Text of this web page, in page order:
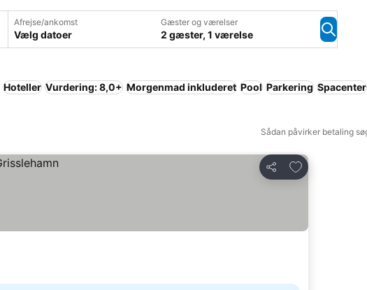
Afrejse/ankomst
Vælg datoer
Gæster og værelser
2 gæster, 1 værelse
Hoteller Vurdering: 8,0+ Morgenmad inkluderet Pool Parkering Spacenter
Sådan påvirker betaling
Del
Føj til favoritter